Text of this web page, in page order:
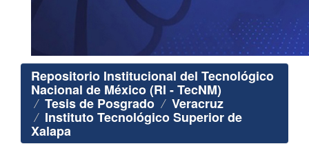
Repositorio Institucional del Tecnológico
Nacional de México (RI - TecNM)
Tesis de Posgrado Veracruz
Instituto Tecnológico Superior de
Xalapa